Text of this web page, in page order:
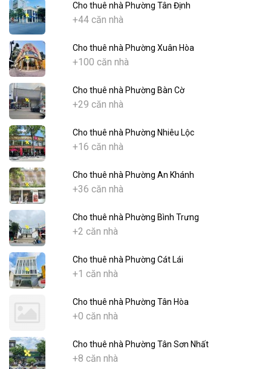
Cho thuê nhà Phường Tân Định
+44 căn nhà
Cho thuê nhà Phường Xuân Hòa
+100 căn nhà
Cho thuê nhà Phường Bàn Cờ
+29 căn nhà
Cho thuê nhà Phường Nhiêu Lộc
+16 căn nhà
Cho thuê nhà Phường An Khánh
+36 căn nhà
Cho thuê nhà Phường Bình Trưng
+2 căn nhà
Cho thuê nhà Phường Cát Lái
+1 căn nhà
Cho thuê nhà Phường Tân Hòa
+0 căn nhà
Cho thuê nhà Phường Tân Sơn Nhất
+8 căn nhà